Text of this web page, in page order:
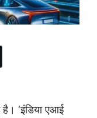
‘इंडिया एआई